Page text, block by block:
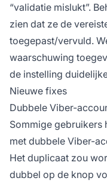
“validatie mislukt”.
zien dat ze de
toegepast/vervuld.
waarschuwing
de instelling
Nieuwe fixes
Dubbele Viber-
Sommige gebruikers
met dubbele Viber-
Het duplicaat zou
dubbel op de knop